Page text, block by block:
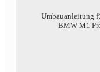
Umbauanleitung
BMW M1